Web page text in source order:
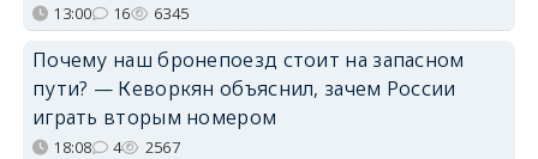
13:00 16 6345
Почему наш бронепоезд стоит на запасном
пути? — Кеворкян объяснил, зачем России
играть вторым номером
18:08 4 2567